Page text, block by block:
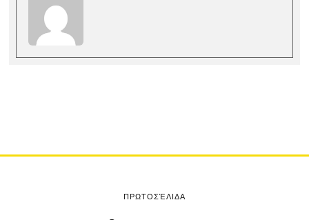
ΠΡΩΤΟΣΈΛΙΔΑ